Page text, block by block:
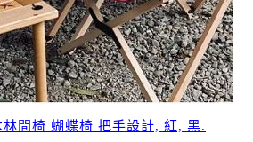
間椅 蝴蝶椅 把手設計, 紅, 黑.